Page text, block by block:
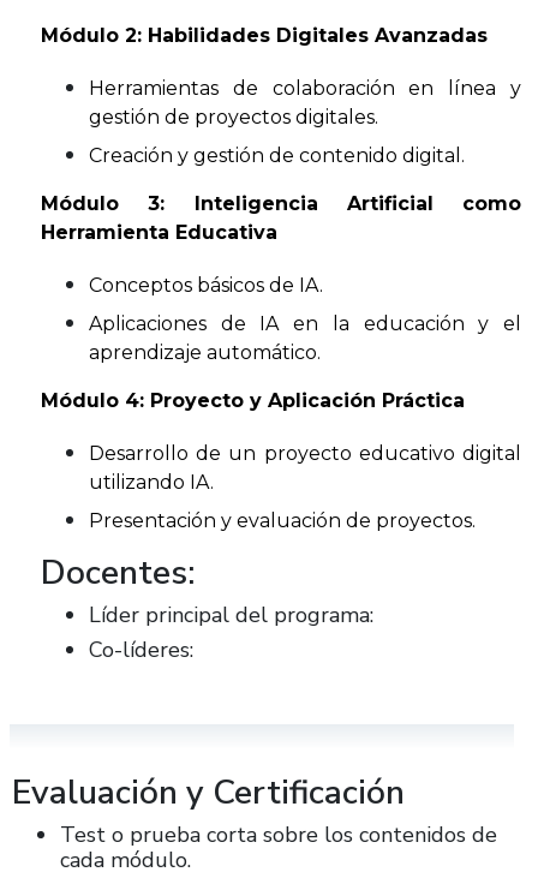
Módulo 2: Habilidades Digitales Avanzadas
Herramientas de colaboración en línea y
gestión de proyectos digitales.
Creación y gestión de contenido digital.
Módulo 3: Inteligencia Artificial como
Herramienta Educativa
Conceptos básicos de IA.
Aplicaciones de IA en la educación y el
aprendizaje automático.
Módulo 4: Proyecto y Aplicación Práctica
Desarrollo de un proyecto educativo digital
utilizando IA.
Presentación y evaluación de proyectos.
Docentes:
Líder principal del programa:
Co-líderes:
Evaluación y Certificación
Test o prueba corta sobre los contenidos de
cada módulo.